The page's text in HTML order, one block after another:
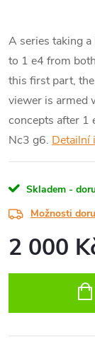
A series taking a
to 1 e4 from
this first part,
viewer is armed
concepts after
Nc3 g6. Detailní
Skladem -
Možnosti
2 000